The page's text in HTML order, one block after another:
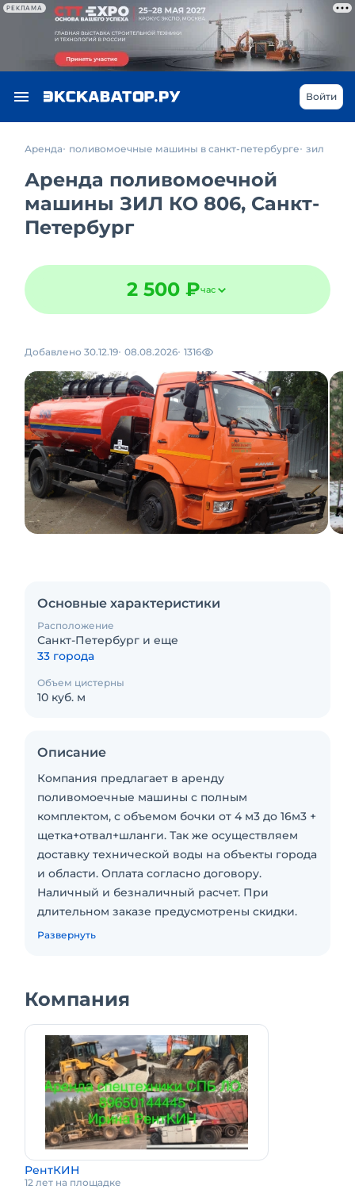
РЕКЛАМА
Войти
Аренда поливомоечные машины в санкт-петербурге зил
Аренда поливомоечной
машины ЗИЛ КО 806, Санкт-
Петербург
2 500 ₽час
Добавлено 30.12.19 08.08.2026 1316
Основные характеристики
Расположение
Санкт-Петербург и еще
33 города
Объем цистерны
10 куб. м
Описание
Компания предлагает в аренду
поливомоечные машины с полным
комплектом, с объемом бочки от 4 м3 до 16м3 +
щетка+отвал+шланги. Так же осуществляем
доставку технической воды на объекты города
и области. Оплата согласно договору.
Наличный и безналичный расчет. При
длительном заказе предусмотрены скидки.
Стоимость аренды и наличие техники
технику, отечественного и импортного
производства с доставкой на объекты города
и области.Пакет отчетных документов. С
оператором. Топливо включено в стоимость.
Долгосрочная аренда. Краткосрочная аренда.
Развернуть
Компания
РентКИН
12 лет на площадке